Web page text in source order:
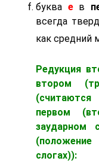
буква ев
всегда
как средний
Редукция
втором
первом
заударном
(положение
слогах)):